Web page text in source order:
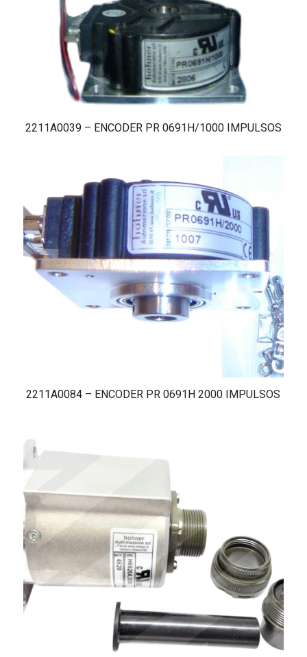
2211A0039 – ENCODER PR 0691H/1000 IMPULSOS
2211A0084 – ENCODER PR 0691H 2000 IMPULSOS